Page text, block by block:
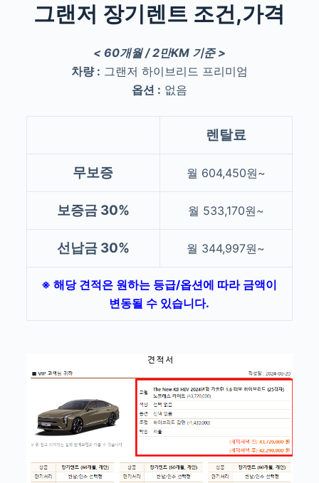
그랜저 장기렌트 조건,가격
< 60개월 / 2만KM 기준 >
차량 : 그랜저 하이브리드 프리미엄
옵션 : 없음
렌탈료
무보증 월 604,450원~
보증금 30% 월 533,170원~
선납금 30% 월 344,997원~
※ 해당 견적은 원하는 등급/옵션에 따라 금액이
변동될 수 있습니다.